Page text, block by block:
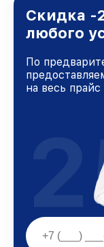
доверия и
Скидка -
любого
По
на весь